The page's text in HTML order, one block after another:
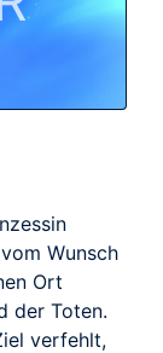
Wunsch
Ort
der Toten.
verfehlt,